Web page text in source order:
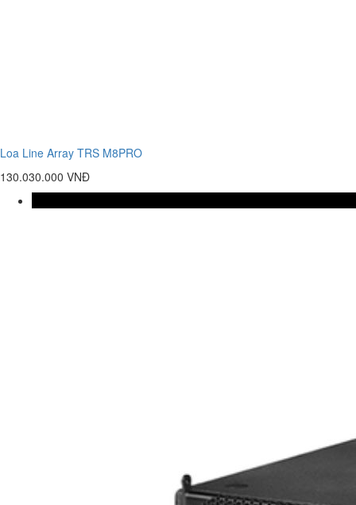
Loa Line Array TRS M8PRO
130.030.000 VNĐ